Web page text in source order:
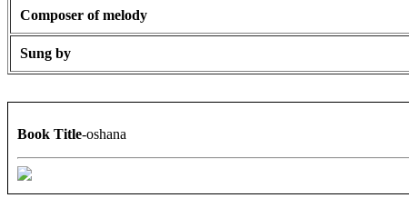
Composer of melody
Sung by
Book Title-oshana